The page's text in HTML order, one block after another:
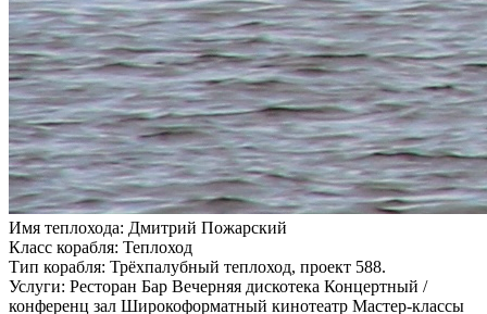
Имя теплохода: Дмитрий Пожарский
Класс корабля: Теплоход
Тип корабля: Трёхпалубный теплоход, проект 588.
Услуги: Ресторан Бар Вечерняя дискотека Концертный /
конференц зал Широкоформатный кинотеатр Мастер-классы